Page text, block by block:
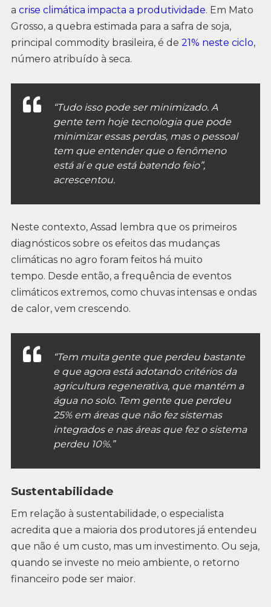
a crise climática impacta a produtividade. Em Mato
Grosso, a quebra estimada para a safra de soja,
principal commodity brasileira, é de 21% neste ciclo,
número atribuído à seca.
“Tudo isso pode ser minimizado. A
gente tem hoje tecnologia que pode
minimizar essas perdas, mas o pessoal
tem que entender que o fenômeno
está aí e que está batendo feio”,
acrescentou.
Neste contexto, Assad lembra que os primeiros
diagnósticos sobre os efeitos das mudanças
climáticas no agro foram feitos há muito
tempo. Desde então, a frequência de eventos
climáticos extremos, como chuvas intensas e ondas
de calor, vem crescendo.
“Tem muita gente que perdeu bastante
e que agora está adotando critérios da
agricultura regenerativa, que mantém a
água no solo. Tem gente que perdeu
25% em áreas que não fez sistemas
integrados e nas áreas que fez o sistema
perdeu 10%.”
Sustentabilidade
Em relação à sustentabilidade, o especialista
acredita que a maioria dos produtores já entendeu
que não é um custo, mas um investimento. Ou seja,
quando se investe no meio ambiente, o retorno
financeiro pode ser maior.